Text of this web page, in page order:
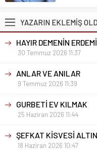
YAZARIN EKLEMİŞ
HAYIR DEMENİN ERDEMİ
30 Temmuz 2026 11:37
ANLAR VE ANILAR
9 Temmuz 2026 11:39
GURBETİ EV KILMAK
25 Haziran 2026 11:44
ŞEFKAT KİSVESİ
18 Haziran 2026 10:47